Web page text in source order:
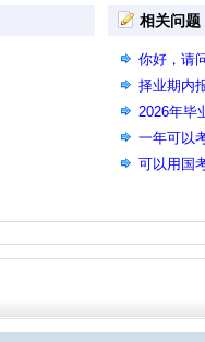
相关问题
你好，请
份，没有
嘛
择业期内
名推荐表
2026年毕
一年可以
可以用国